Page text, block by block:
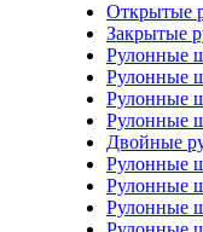
Открытые
Закрытые
Рулонные
Рулонные
Рулонные
Рулонные
Двойные
Рулонные
Рулонные
Рулонные